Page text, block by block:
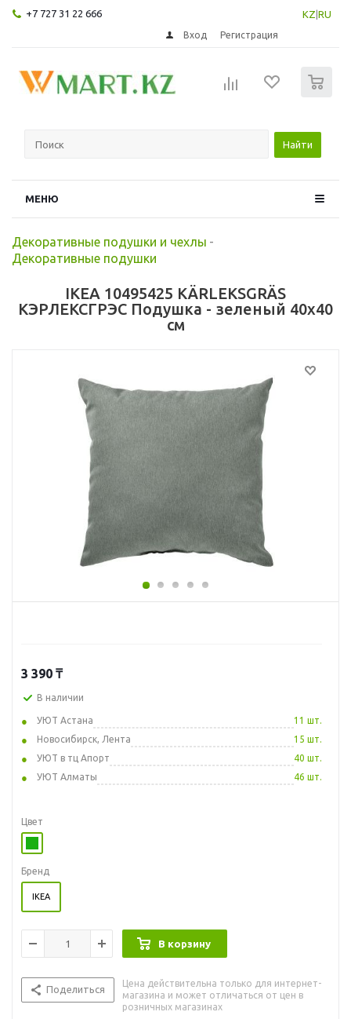
+7 727 31 22 666 KZ RU
Вход Регистрация
Найти
МЕНЮ
Декоративные подушки и чехлы -
Декоративные подушки
IKEA 10495425 KÄRLEKSGRÄS
КЭРЛЕКСГРЭС Подушка - зеленый 40x40
см
3 390 ₸
В наличии
УЮТ Астана
11 шт.
Новосибирск, Лента
15 шт.
УЮТ в тц Апорт
40 шт.
УЮТ Алматы
46 шт.
Цвет
Бренд
IKEA
В корзину
Поделиться
Цена действительна только для интернет-
магазина и может отличаться от цен в
розничных магазинах